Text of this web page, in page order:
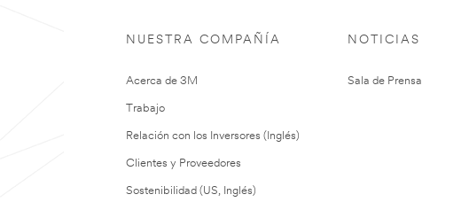
NUESTRA COMPAÑÍA
Acerca de 3M
Trabajo
Relación con los Inversores (Inglés)
Clientes y Proveedores
Sostenibilidad (US, Inglés)
NOTICIAS
Sala de Prensa